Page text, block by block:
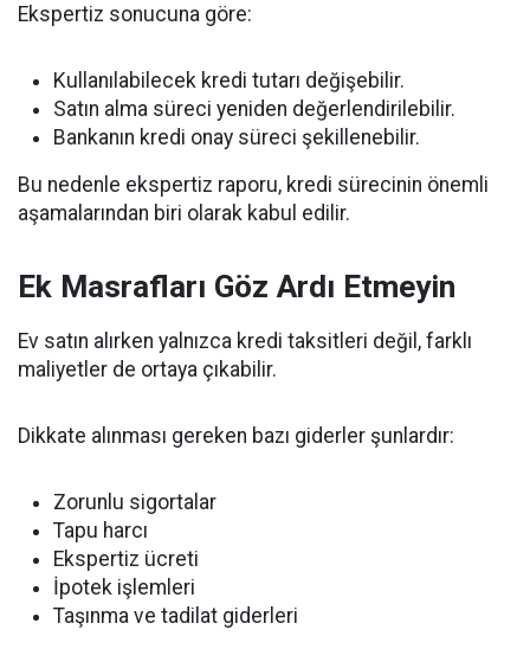
Ekspertiz sonucuna göre:
Kullanılabilecek kredi tutarı değişebilir.
Satın alma süreci yeniden değerlendirilebilir.
Bankanın kredi onay süreci şekillenebilir.
Bu nedenle ekspertiz raporu, kredi sürecinin önemli
aşamalarından biri olarak kabul edilir.
Ek Masrafları Göz Ardı Etmeyin
Ev satın alırken yalnızca kredi taksitleri değil, farklı
maliyetler de ortaya çıkabilir.
Dikkate alınması gereken bazı giderler şunlardır:
Zorunlu sigortalar
Tapu harcı
Ekspertiz ücreti
İpotek işlemleri
Taşınma ve tadilat giderleri